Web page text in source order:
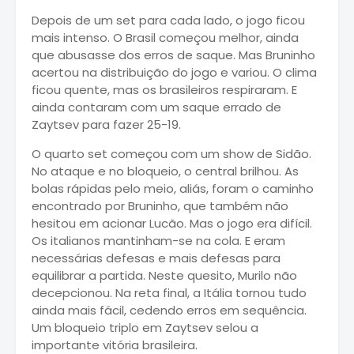
Depois de um set para cada lado, o jogo ficou
mais intenso. O Brasil começou melhor, ainda
que abusasse dos erros de saque. Mas Bruninho
acertou na distribuição do jogo e variou. O clima
ficou quente, mas os brasileiros respiraram. E
ainda contaram com um saque errado de
Zaytsev para fazer 25-19.
O quarto set começou com um show de Sidão.
No ataque e no bloqueio, o central brilhou. As
bolas rápidas pelo meio, aliás, foram o caminho
encontrado por Bruninho, que também não
hesitou em acionar Lucão. Mas o jogo era difícil.
Os italianos mantinham-se na cola. E eram
necessárias defesas e mais defesas para
equilibrar a partida. Neste quesito, Murilo não
decepcionou. Na reta final, a Itália tornou tudo
ainda mais fácil, cedendo erros em sequência.
Um bloqueio triplo em Zaytsev selou a
importante vitória brasileira.